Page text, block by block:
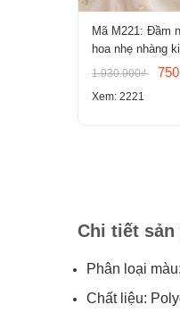
Mã M221: Đầm
hoa nhẹ nhàng
1.030.000₫
Xem: 2221
Chi tiết sản
Phân loại
Chất liệu: